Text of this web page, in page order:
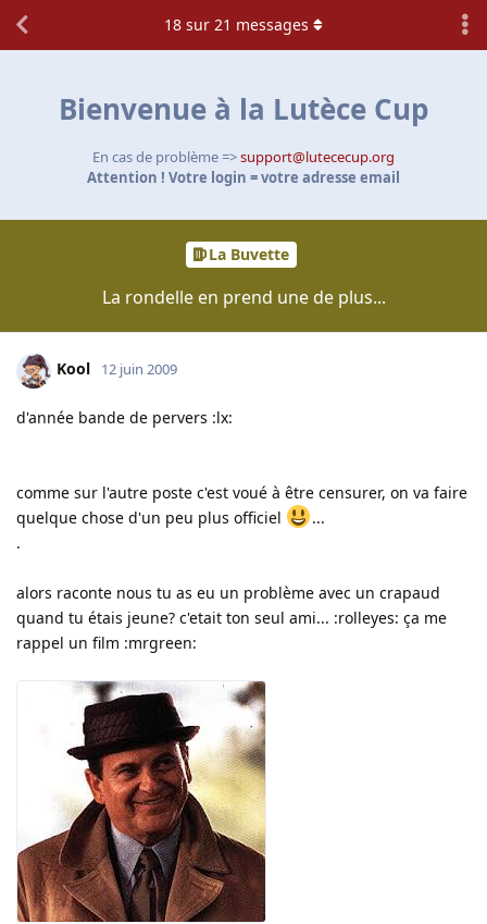
Bienvenue à la Lutèce Cup
En cas de problème =>support@lutececup.org
Attention ! Votre login = votre adresse email
La Buvette
La rondelle en prend une de plus...
18 sur 21 messages
Kool 12 juin 2009
d'année bande de pervers :lx:
comme sur l'autre poste c'est voué à être censurer, on va faire
quelque chose d'un peu plus officiel
...
.
alors raconte nous tu as eu un problème avec un crapaud
quand tu étais jeune? c'etait ton seul ami... :rolleyes: ça me
rappel un film :mrgreen: